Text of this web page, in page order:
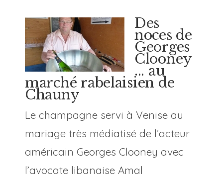
Des
noces de
Georges
Clooney
... au
marché rabelaisien de
Chauny
Le champagne servi à Venise au
mariage très médiatisé de l’acteur
américain Georges Clooney avec
l’avocate libanaise Amal